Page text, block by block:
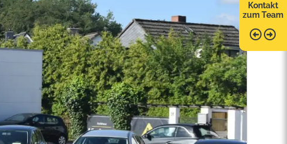
Kontakt
zum Team